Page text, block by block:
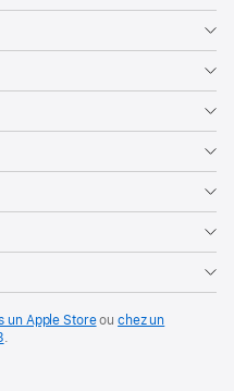
un Apple Storeouchez un
.